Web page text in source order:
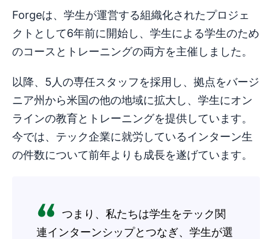
Forgeは、学生が運営する組織化されたプロジェ
クトとして6年前に開始し、学生による学生のため
のコースとトレーニングの両方を主催しました。
以降、5人の専任スタッフを採用し、拠点をバージ
ニア州から米国の他の地域に拡大し、学生にオン
ラインの教育とトレーニングを提供しています。
今では、テック企業に就労しているインターン生
の件数について前年よりも成長を遂げています。
つまり、私たちは学生をテック関
連インターンシップとつなぎ、学生が選